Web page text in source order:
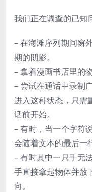
我们正在调查的已知
– 在海滩序列期间窗
期的阴影。
– 拿着漫画书店里的
– 尝试在通话中录制
进入这种状态，只需
话前开始。
– 有时，当一个字符
会随着文本的最后一
– 有时其中一只手无
手直接拿起物体并放
向。